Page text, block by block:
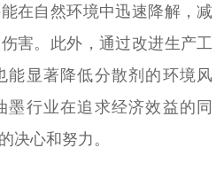
在自然环境中迅速降解，减
害。此外，通过改进生产工
能显著降低分散剂的环境风
墨行业在追求经济效益的同
决心和努力。